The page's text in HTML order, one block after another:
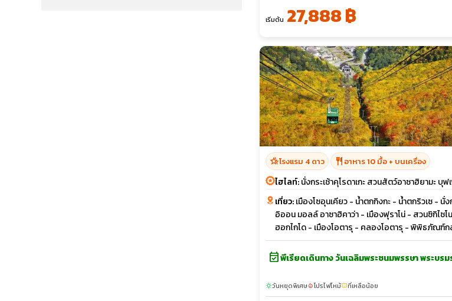
เริ่มต้น 27,888 ฿
hotel_classโรงแรม 4 ดาว restaurant อาหาร 10 มื้อ + บนเครื่อง
ไฮไลท์:นั่งกระเช้าคุโรดาเกะ สวนสัตว์อาซาฮิยามะ บุ
เที่ยว:เมืองโซอุนเคียว - น้ำตกกิงกะ - น้ำตกริวเซ - นั่
อิออน มอลล์ อาซาฮิคาว่า - เมืองฟุราโน่ - สวนซิกิไซโ
ฮอกไกโด - เมืองโอตารุ - คลองโอตารุ - พิพิธภัณฑ์
event_availableพีเรียดเดินทาง วันเฉลิมพระชนมพรรษา พระบรม
sunnyวันหยุดพิเศษlocal_fire_departmentโปรไฟไหม้confirmation_numberที่เหลือน้อย